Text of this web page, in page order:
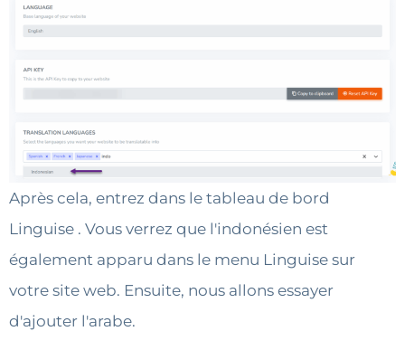
Après cela, entrez dans le tableau de bord
Linguise . Vous verrez que l'indonésien est
également apparu dans le menu Linguise sur
votre site web. Ensuite, nous allons essayer
d'ajouter l'arabe.